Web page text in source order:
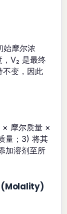
始摩尔浓
，V₂ 是最终
不变，因此
× 摩尔质量 ×
量；3) 将其
加溶剂至所
(Molality)